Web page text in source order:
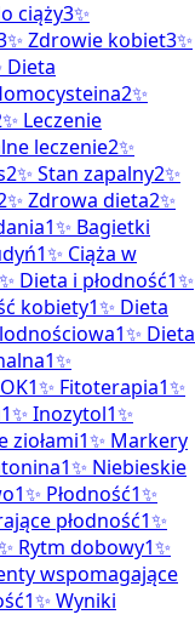
ciąży3✨
✨ Zdrowie kobiet3✨
Dieta
2✨
✨ Leczenie
leczenie2✨
2✨ Stan zapalny2✨
✨ Zdrowa dieta2✨
1✨ Bagietki
1✨ Ciąża w
✨ Dieta i płodność1✨
kobiety1✨ Dieta
1✨ Dieta
1✨
1✨ Fitoterapia1✨
1✨ Inozytol1✨
ziołami1✨ Markery
1✨ Niebieskie
1✨ Płodność1✨
płodność1✨
Rytm dobowy1✨
wspomagające
1✨ Wyniki